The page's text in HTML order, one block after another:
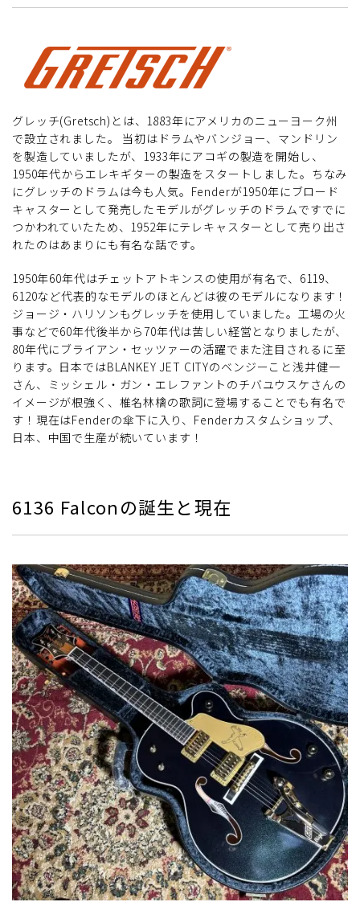
グレッチ(Gretsch)とは、1883年にアメリカのニューヨーク州
で設立されました。 当初はドラムやバンジョー、マンドリン
を製造していましたが、1933年にアコギの製造を開始し、
1950年代からエレキギターの製造をスタートしました。ちなみ
にグレッチのドラムは今も人気。Fenderが1950年にブロード
キャスターとして発売したモデルがグレッチのドラムですでに
つかわれていたため、1952年にテレキャスターとして売り出さ
れたのはあまりにも有名な話です。
1950年60年代はチェットアトキンスの使用が有名で、6119、
6120など代表的なモデルのほとんどは彼のモデルになります！
ジョージ・ハリソンもグレッチを使用していました。工場の火
事などで60年代後半から70年代は苦しい経営となりましたが、
80年代にブライアン・セッツァーの活躍でまた注目されるに至
ります。日本ではBLANKEY JET CITYのベンジーこと浅井健一
さん、ミッシェル・ガン・エレファントのチバユウスケさんの
イメージが根強く、椎名林檎の歌詞に登場することでも有名で
す！現在はFenderの傘下に入り、Fenderカスタムショップ、
日本、中国で生産が続いています！
6136 Falconの誕生と現在